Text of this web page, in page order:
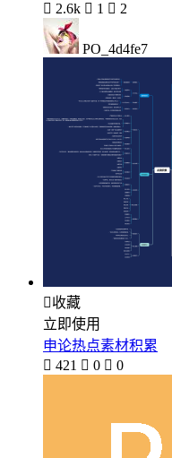
 2.6k  1  2
PO_4d4fe7
收藏
立即使用
申论热点素材积累
 421  0  0